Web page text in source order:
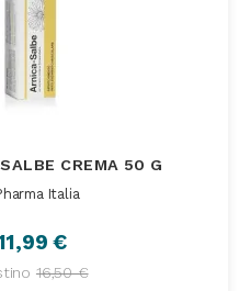
CREMA 50 G
Italia
€
16,50 €